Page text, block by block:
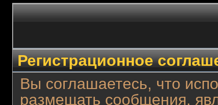
Регистрационное
Вы соглашаетесь, что
размещать сообщения,